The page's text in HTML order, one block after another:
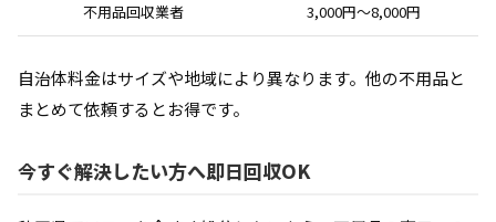
不用品回収業者 3,000円〜8,000円
自治体料金はサイズや地域により異なります。他の不用品と
まとめて依頼するとお得です。
今すぐ解決したい方へ即日回収OK